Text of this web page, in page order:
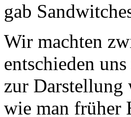
gab
Wir machten
entschieden
zur Darstellung
wie man früher